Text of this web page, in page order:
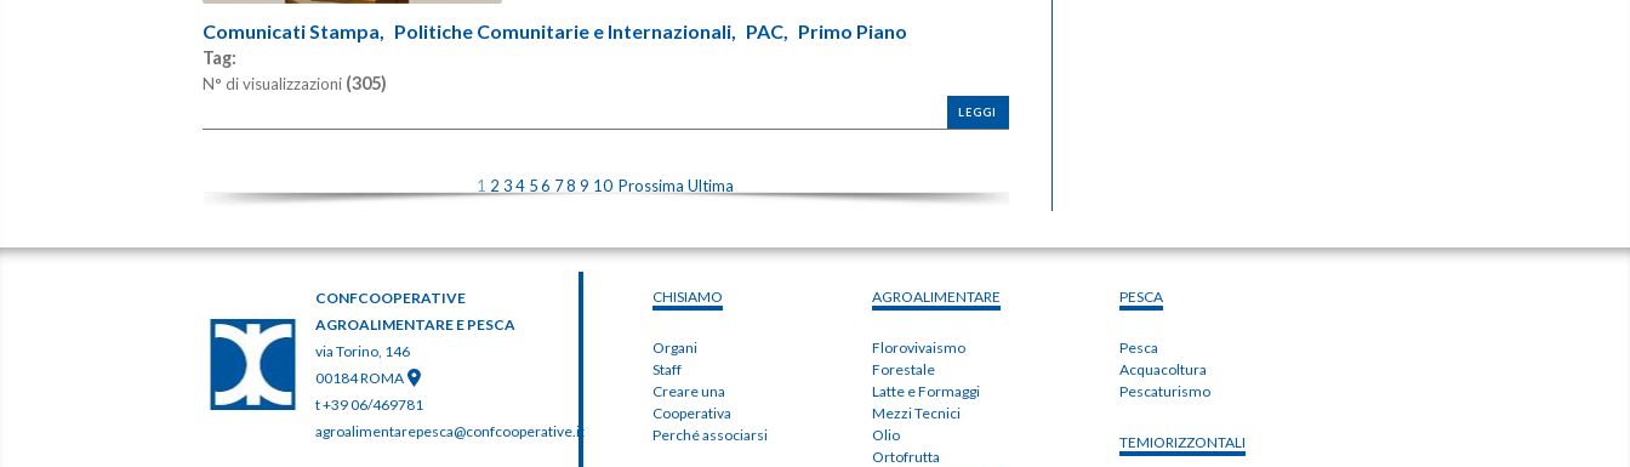
Comunicati Stampa, Politiche Comunitarie e Internazionali, PAC, Primo Piano
Tag:
N° di visualizzazioni (305)
LEGGI
1 2 34 5 6 78 9 10 Prossima Ultima
CONFCOOPERATIVE
AGROALIMENTARE E PESCA
via Torino, 146
00184 ROMA
t +39 06/469781
agroalimentarepesca@confcooperative.it
CHISIAMO
Organi
Staff
Creare una
Cooperativa
Perché associarsi
AGROALIMENTARE
Florovivaismo
Forestale
Latte e Formaggi
Mezzi Tecnici
Olio
Ortofrutta
PESCA
Pesca
Acquacoltura
Pescaturismo
TEMIORIZZONTALI